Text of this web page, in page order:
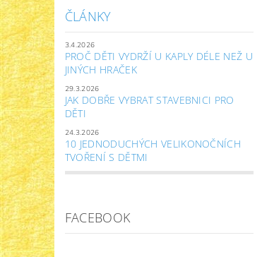
ČLÁNKY
3.4.2026
PROČ DĚTI VYDRŽÍ U KAPLY DÉLE NEŽ U
JINÝCH HRAČEK
29.3.2026
JAK DOBŘE VYBRAT STAVEBNICI PRO
DĚTI
24.3.2026
10 JEDNODUCHÝCH VELIKONOČNÍCH
TVOŘENÍ S DĚTMI
FACEBOOK